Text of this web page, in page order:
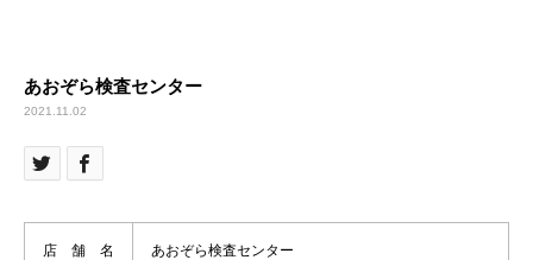
あおぞら検査センター
2021.11.02
店 舗 名 あおぞら検査センター